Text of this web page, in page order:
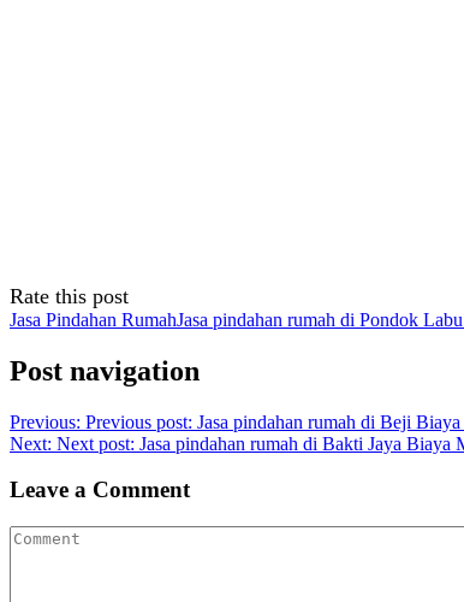
Rate this post
Jasa Pindahan RumahJasa pindahan rumah di Pondok
Post navigation
Previous: Previous post: Jasa pindahan rumah di Beji
Next: Next post: Jasa pindahan rumah di Bakti Jaya Biaya
Leave a Comment